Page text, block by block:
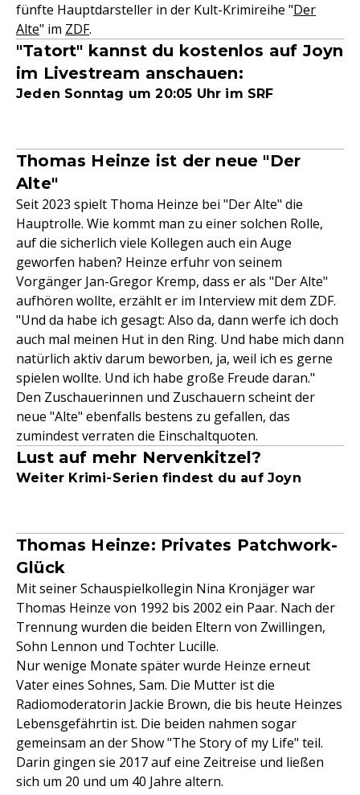
fünfte Hauptdarsteller in der Kult-Krimireihe "Der
Alte" im ZDF.
"Tatort" kannst du kostenlos auf Joyn
im Livestream anschauen:
Jeden Sonntag um 20:05 Uhr im SRF
Thomas Heinze ist der neue "Der
Alte"
Seit 2023 spielt Thoma Heinze bei "Der Alte" die
Hauptrolle. Wie kommt man zu einer solchen Rolle,
auf die sicherlich viele Kollegen auch ein Auge
geworfen haben? Heinze erfuhr von seinem
Vorgänger Jan-Gregor Kremp, dass er als "Der Alte"
aufhören wollte, erzählt er im Interview mit dem ZDF.
"Und da habe ich gesagt: Also da, dann werfe ich doch
auch mal meinen Hut in den Ring. Und habe mich dann
natürlich aktiv darum beworben, ja, weil ich es gerne
spielen wollte. Und ich habe große Freude daran."
Den Zuschauerinnen und Zuschauern scheint der
neue "Alte" ebenfalls bestens zu gefallen, das
zumindest verraten die Einschaltquoten.
Lust auf mehr Nervenkitzel?
Weiter Krimi-Serien findest du auf Joyn
Thomas Heinze: Privates Patchwork-
Glück
Mit seiner Schauspielkollegin Nina Kronjäger war
Thomas Heinze von 1992 bis 2002 ein Paar. Nach der
Trennung wurden die beiden Eltern von Zwillingen,
Sohn Lennon und Tochter Lucille.
Nur wenige Monate später wurde Heinze erneut
Vater eines Sohnes, Sam. Die Mutter ist die
Radiomoderatorin Jackie Brown, die bis heute Heinzes
Lebensgefährtin ist. Die beiden nahmen sogar
gemeinsam an der Show "The Story of my Life" teil.
Darin gingen sie 2017 auf eine Zeitreise und ließen
sich um 20 und um 40 Jahre altern.